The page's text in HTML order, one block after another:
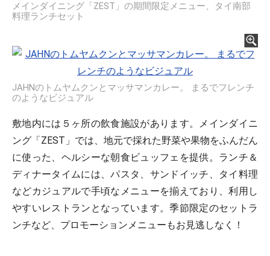
メインダイニング「ZEST」の期間限定メニュー、タイ南部
料理ランチセット
JAHNのトムヤムクンとマッサマンカレー。 まるでフレンチ
のようなビジュアル
敷地内には５ヶ所の飲食施設があります。メインダイニ
ング「ZEST」では、地元で採れた野菜や果物をふんだん
に使った、ヘルシーな朝食ビュッフェを提供。ランチ＆
ディナータイムには、パスタ、サンドイッチ、タイ料理
などカジュアルで手頃なメニューを揃えており、利用し
やすいレストランとなっています。季節限定のセットラ
ンチなど、プロモーションメニューもお見逃しなく！